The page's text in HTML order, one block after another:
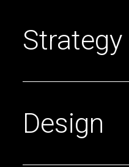
Strategy
Design